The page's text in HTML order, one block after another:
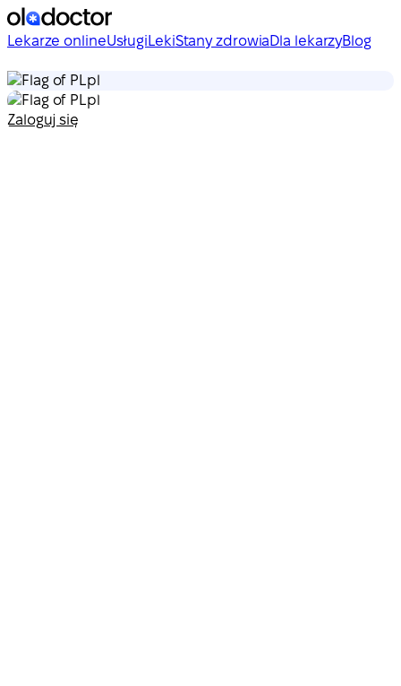
Lekarze onlineUsługi LekiStany zdrowiaDla lekarzyBlog
pl
pl
Zaloguj się